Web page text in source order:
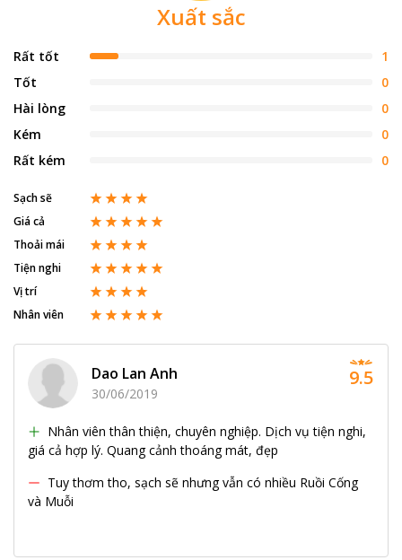
Xuất sắc
Rất tốt
1
Tốt
0
Hài lòng
0
Kém
0
Rất kém
0
Sạch sẽ
Giá cả
Thoải mái
Tiện nghi
Vị trí
Nhân viên
Dao Lan Anh
30/06/2019
Nhân viên thân thiện, chuyên nghiệp. Dịch vụ tiện nghi,
giá cả hợp lý. Quang cảnh thoáng mát, đẹp
Tuy thơm tho, sạch sẽ nhưng vẫn có nhiều Ruồi Cống
và Muỗi
9.5